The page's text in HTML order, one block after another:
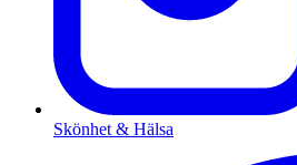
Skönhet & Hälsa